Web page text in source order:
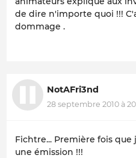
de dire n'importe quoi !!!
dommage .
NotAFri3nd
28 septembre 2010 à
Fichtre... Première fois que
une émission !!!